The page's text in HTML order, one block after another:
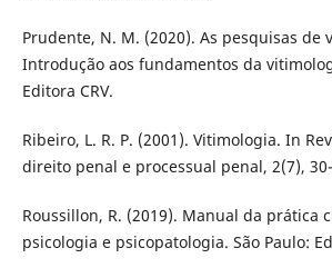
Prudente, N. M. (2020). As pesquisas de
Introdução aos fundamentos da
Editora CRV.
Ribeiro, L. R. P. (2001). Vitimologia. In
direito penal e processual penal, 2(7),
Roussillon, R. (2019). Manual da prática
psicologia e psicopatologia. São Paulo: